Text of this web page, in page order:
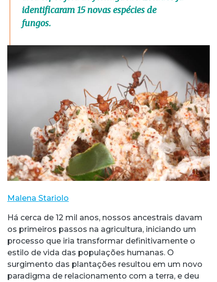
identificaram 15 novas espécies de
fungos.
Malena Stariolo
Há cerca de 12 mil anos, nossos ancestrais davam
os primeiros passos na agricultura, iniciando um
processo que iria transformar definitivamente o
estilo de vida das populações humanas. O
surgimento das plantações resultou em um novo
paradigma de relacionamento com a terra, e deu